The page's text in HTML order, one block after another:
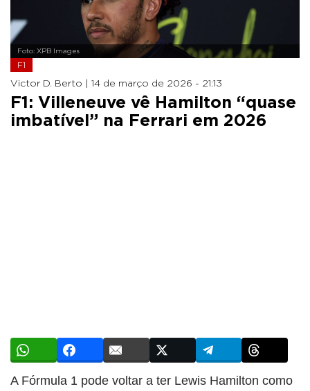
Foto: XPB Images
F1
Victor D. Berto | 14 de março de 2026 - 21:13
F1: Villeneuve vê Hamilton “quase
imbatível” na Ferrari em 2026
A Fórmula 1 pode voltar a ter Lewis Hamilton como